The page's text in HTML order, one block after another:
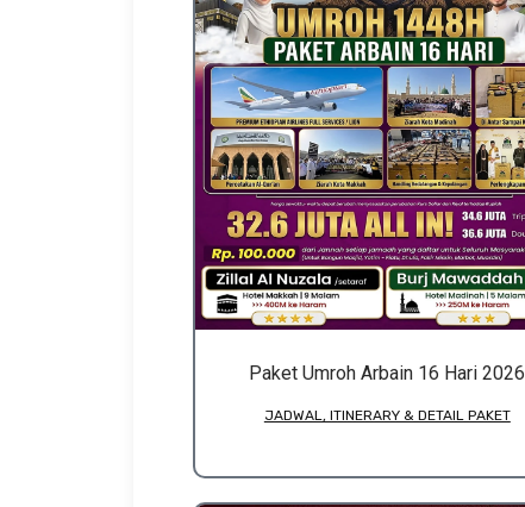
Paket Umroh Arbain 16 Hari 2026
JADWAL, ITINERARY & DETAIL PAKET